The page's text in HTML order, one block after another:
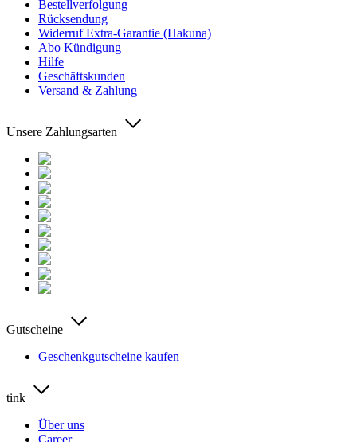
Bestellverfolgung
Rücksendung
Widerruf Extra-Garantie (Hakuna)
Abo Kündigung
Hilfe
Geschäftskunden
Versand & Zahlung
Unsere Zahlungsarten
Gutscheine
Geschenkgutscheine kaufen
tink
Über uns